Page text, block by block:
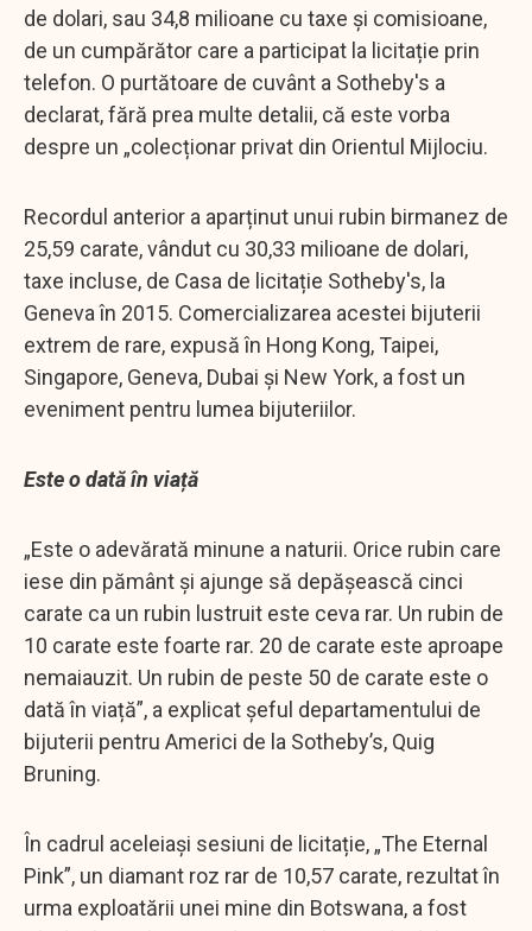
de dolari, sau 34,8 milioane cu taxe și comisioane,
de un cumpărător care a participat la licitație prin
telefon. O purtătoare de cuvânt a Sotheby's a
declarat, fără prea multe detalii, că este vorba
despre un „colecționar privat din Orientul Mijlociu.
Recordul anterior a aparținut unui rubin birmanez de
25,59 carate, vândut cu 30,33 milioane de dolari,
taxe incluse, de Casa de licitație Sotheby's, la
Geneva în 2015. Comercializarea acestei bijuterii
extrem de rare, expusă în Hong Kong, Taipei,
Singapore, Geneva, Dubai și New York, a fost un
eveniment pentru lumea bijuteriilor.
Este o dată în viață
„Este o adevărată minune a naturii. Orice rubin care
iese din pământ și ajunge să depășească cinci
carate ca un rubin lustruit este ceva rar. Un rubin de
10 carate este foarte rar. 20 de carate este aproape
nemaiauzit. Un rubin de peste 50 de carate este o
dată în viață”, a explicat șeful departamentului de
bijuterii pentru Americi de la Sotheby’s, Quig
Bruning.
În cadrul aceleiași sesiuni de licitație, „The Eternal
Pink”, un diamant roz rar de 10,57 carate, rezultat în
urma exploatării unei mine din Botswana, a fost